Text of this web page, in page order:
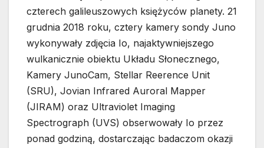
czterech galileuszowych księżyców planety. 21
grudnia 2018 roku, cztery kamery sondy Juno
wykonywały zdjęcia Io, najaktywniejszego
wulkanicznie obiektu Układu Słonecznego,
Kamery JunoCam, Stellar Reerence Unit
(SRU), Jovian Infrared Auroral Mapper
(JIRAM) oraz Ultraviolet Imaging
Spectrograph (UVS) obserwowały Io przez
ponad godziną, dostarczając badaczom okazji